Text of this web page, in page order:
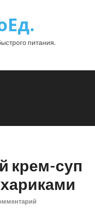
питания.
крем-суп